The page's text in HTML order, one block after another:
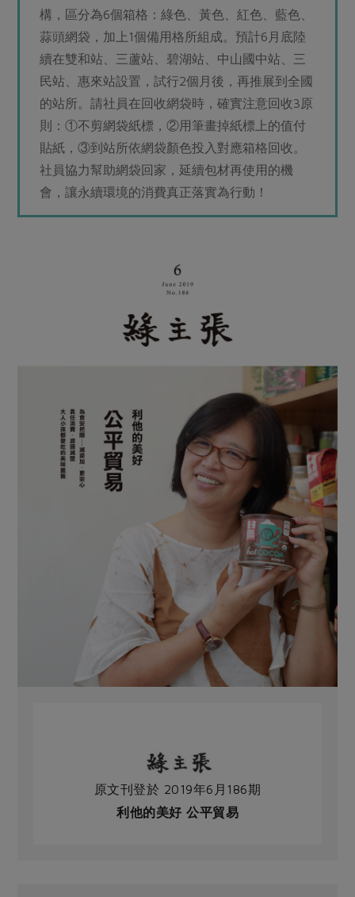
構，區分為6個箱格：綠色、黃色、紅色、藍色、
蒜頭網袋，加上1個備用格所組成。預計6月底陸
續在雙和站、三蘆站、碧湖站、中山國中站、三
民站、惠來站設置，試行2個月後，再推展到全國
的站所。請社員在回收網袋時，確實注意回收3原
則：①不剪網袋紙標，②用筆畫掉紙標上的值付
貼紙，③到站所依網袋顏色投入對應箱格回收。
社員協力幫助網袋回家，延續包材再使用的機
會，讓永續環境的消費真正落實為行動！
原文刊登於 2019年6月186期
利他的美好 公平貿易